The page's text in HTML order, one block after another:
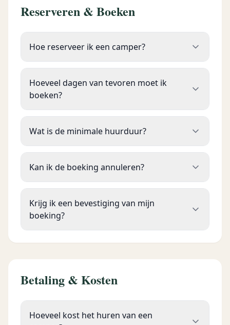
Reserveren & Boeken
Hoe reserveer ik een camper?
Hoeveel dagen van tevoren moet ik
boeken?
Wat is de minimale huurduur?
Kan ik de boeking annuleren?
Krijg ik een bevestiging van mijn
boeking?
Betaling & Kosten
Hoeveel kost het huren van een